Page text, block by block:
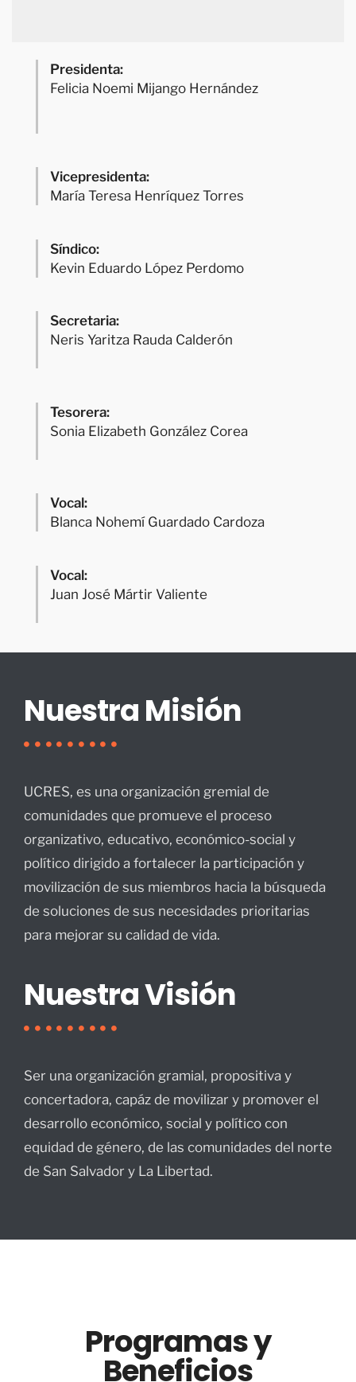
Presidenta:
Felicia Noemi Mijango Hernández
Vicepresidenta:
María Teresa Henríquez Torres
Síndico:
Kevin Eduardo López Perdomo
Secretaria:
Neris Yaritza Rauda Calderón
Tesorera:
Sonia Elizabeth González Corea
Vocal:
Blanca Nohemí Guardado Cardoza
Vocal:
Juan José Mártir Valiente
Nuestra Misión
UCRES, es una organización gremial de
comunidades que promueve el proceso
organizativo, educativo, económico-social y
político dirigido a fortalecer la participación y
movilización de sus miembros hacia la búsqueda
de soluciones de sus necesidades prioritarias
para mejorar su calidad de vida.
Nuestra Visión
Ser una organización gramial, propositiva y
concertadora, capáz de movilizar y promover el
desarrollo económico, social y político con
equidad de género, de las comunidades del norte
de San Salvador y La Libertad.
Programas y
Beneficios